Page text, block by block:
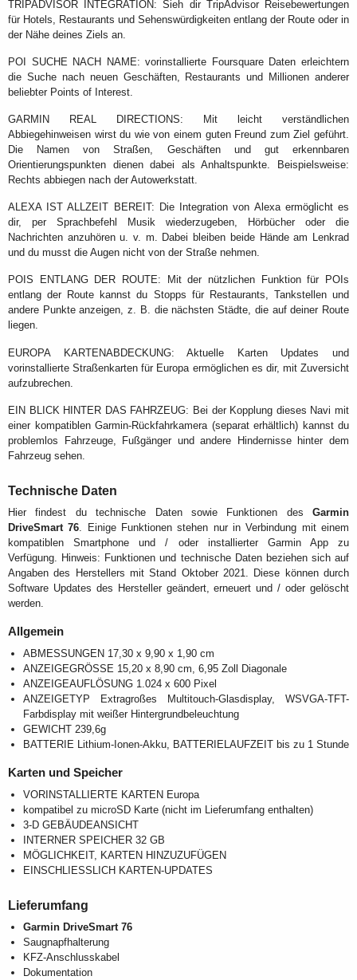
TRIPADVISOR INTEGRATION: Sieh dir TripAdvisor Reisebewertungen
für Hotels, Restaurants und Sehenswürdigkeiten entlang der Route oder in
der Nähe deines Ziels an.
POI SUCHE NACH NAME: vorinstallierte Foursquare Daten erleichtern
die Suche nach neuen Geschäften, Restaurants und Millionen anderer
beliebter Points of Interest.
GARMIN REAL DIRECTIONS: Mit leicht verständlichen
Abbiegehinweisen wirst du wie von einem guten Freund zum Ziel geführt.
Die Namen von Straßen, Geschäften und gut erkennbaren
Orientierungspunkten dienen dabei als Anhaltspunkte. Beispielsweise:
Rechts abbiegen nach der Autowerkstatt.
ALEXA IST ALLZEIT BEREIT: Die Integration von Alexa ermöglicht es
dir, per Sprachbefehl Musik wiederzugeben, Hörbücher oder die
Nachrichten anzuhören u. v. m. Dabei bleiben beide Hände am Lenkrad
und du musst die Augen nicht von der Straße nehmen.
POIS ENTLANG DER ROUTE: Mit der nützlichen Funktion für POIs
entlang der Route kannst du Stopps für Restaurants, Tankstellen und
andere Punkte anzeigen, z. B. die nächsten Städte, die auf deiner Route
liegen.
EUROPA KARTENABDECKUNG: Aktuelle Karten Updates und
vorinstallierte Straßenkarten für Europa ermöglichen es dir, mit Zuversicht
aufzubrechen.
EIN BLICK HINTER DAS FAHRZEUG: Bei der Kopplung dieses Navi mit
einer kompatiblen Garmin-Rückfahrkamera (separat erhältlich) kannst du
problemlos Fahrzeuge, Fußgänger und andere Hindernisse hinter dem
Fahrzeug sehen.
Technische Daten
Hier findest du technische Daten sowie Funktionen des Garmin
DriveSmart 76. Einige Funktionen stehen nur in Verbindung mit einem
kompatiblen Smartphone und / oder installierter Garmin App zu
Verfügung. Hinweis: Funktionen und technische Daten beziehen sich auf
Angaben des Herstellers mit Stand Oktober 2021. Diese können durch
Software Updates des Hersteller geändert, erneuert und / oder gelöscht
werden.
Allgemein
ABMESSUNGEN 17,30 x 9,90 x 1,90 cm
ANZEIGEGRÖSSE 15,20 x 8,90 cm, 6,95 Zoll Diagonale
ANZEIGEAUFLÖSUNG 1.024 x 600 Pixel
ANZEIGETYP Extragroßes Multitouch-Glasdisplay, WSVGA-TFT-
Farbdisplay mit weißer Hintergrundbeleuchtung
GEWICHT 239,6g
BATTERIE Lithium-Ionen-Akku, BATTERIELAUFZEIT bis zu 1 Stunde
Karten und Speicher
VORINSTALLIERTE KARTEN Europa
kompatibel zu microSD Karte (nicht im Lieferumfang enthalten)
3-D GEBÄUDEANSICHT
INTERNER SPEICHER 32 GB
MÖGLICHKEIT, KARTEN HINZUZUFÜGEN
EINSCHLIESSLICH KARTEN-UPDATES
Lieferumfang
Garmin DriveSmart 76
Saugnapfhalterung
KFZ-Anschlusskabel
Dokumentation